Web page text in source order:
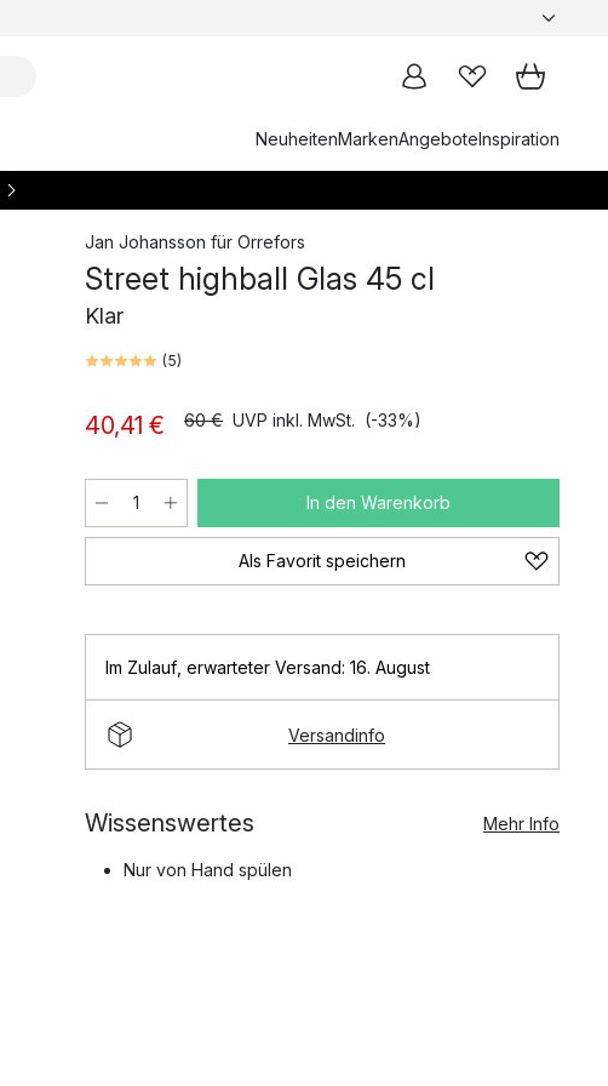
NeuheitenMarkenAngeboteInspiration
Jan Johansson für Orrefors
Street highball Glas 45 cl
Klar
(5)
40,41 € 60 € UVP inkl. MwSt. (-33%)
In den Warenkorb
Als Favorit speichern
Im Zulauf erwarteter Versand: 16. August
Versandinfo
Wissenswertes Mehr Info
Nur von Hand spülen